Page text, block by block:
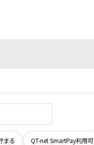
まる QT-net SmartPay利用可